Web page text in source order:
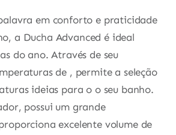
em conforto e praticidade
a Ducha Advanced é ideal
do ano. Através de seu
de , permite a seleção
ideias para o o seu banho.
possui um grande
excelente volume de